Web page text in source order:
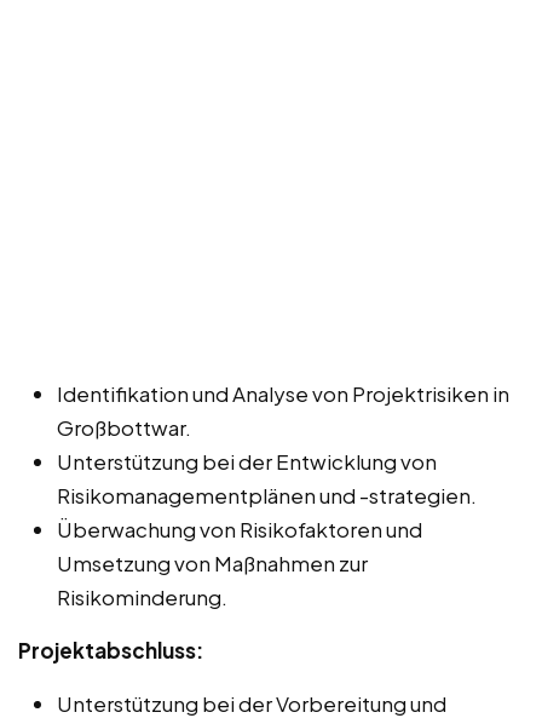
Identifikation und Analyse von Projektrisiken in
Großbottwar.
Unterstützung bei der Entwicklung von
Risikomanagementplänen und -strategien.
Überwachung von Risikofaktoren und
Umsetzung von Maßnahmen zur
Risikominderung.
Projektabschluss:
Unterstützung bei der Vorbereitung und